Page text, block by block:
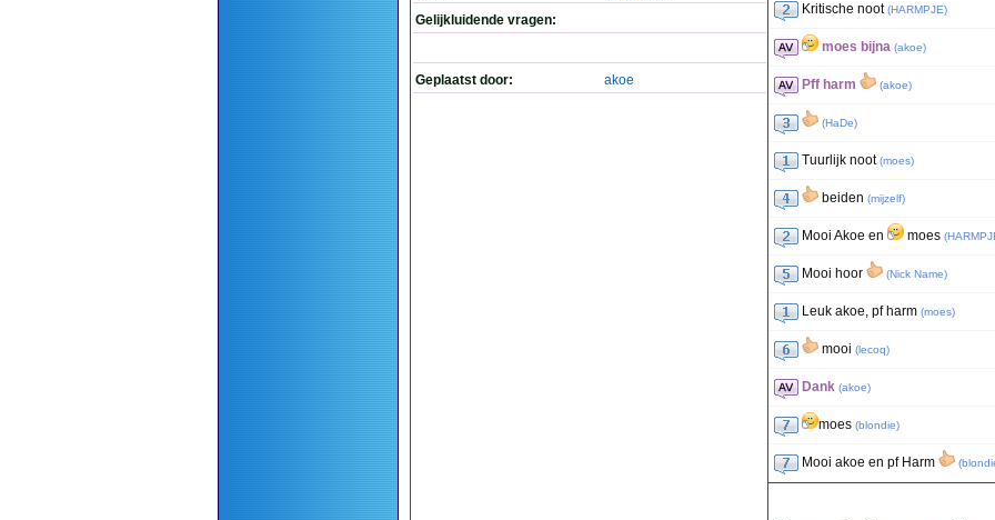
Gelijkluidende vragen:
Geplaatst door: akoe
Kritische noot (HARMPJE)
moes bijna (akoe)
Pff harm (akoe)
(HaDe)
Tuurlijk noot (moes)
beiden (mijzelf)
Mooi Akoe en moes (
Mooi hoor (Nick Name)
Leuk akoe, pf harm (moes)
mooi (lecoq)
Dank (akoe)
moes (blondie)
Mooi akoe en pf Harm (